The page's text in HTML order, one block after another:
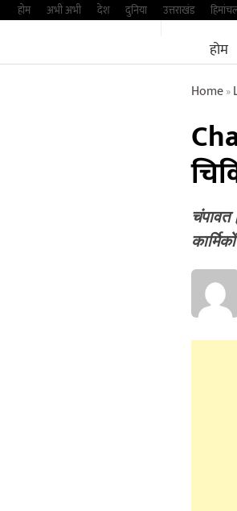
Skipहोम अभी अभी देश दुनिया उत्तराखंड
होम
Home»